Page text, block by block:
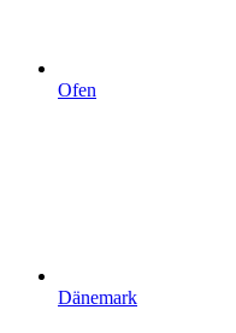
Ofen
Dänemark